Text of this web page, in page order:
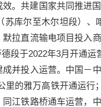
。共建国家共同推进
苏库尔至木尔坦段）
拉直流输电项目投入
段于2022年3月开通
并投入运营。中国－
里的雅万高铁开通运
江铁路桥通车运营，